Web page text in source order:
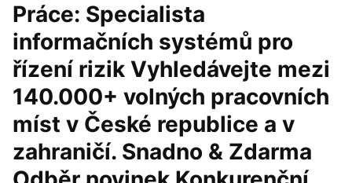
Práce: Specialista
informačních systémů pro
řízení rizik Vyhledávejte mezi
140.000+ volných pracovních
míst v České republice a v
zahraničí. Snadno & Zdarma